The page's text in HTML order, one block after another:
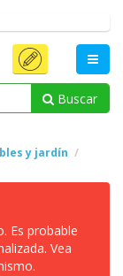
Buscar
y jardín
Es probable
Vea